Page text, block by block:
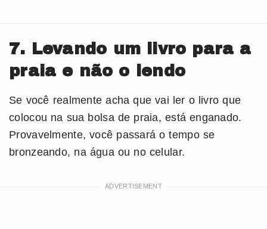
7. Levando um livro para a
praia e não o lendo
Se você realmente acha que vai ler o livro que
colocou na sua bolsa de praia, está enganado.
Provavelmente, você passará o tempo se
bronzeando, na água ou no celular.